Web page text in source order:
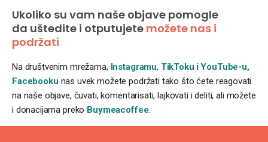
Ukoliko su vam naše objave pomogle
da uštedite i otputujete možete nas i
podržati
Na društvenim mrežama, Instagramu, TikToku iYouTube-u,
Facebooku nas uvek možete podržati tako što ćete reagovati
na naše objave, čuvati, komentarisati, lajkovati i deliti, ali možete
i donacijama preko Buymeacoffee.